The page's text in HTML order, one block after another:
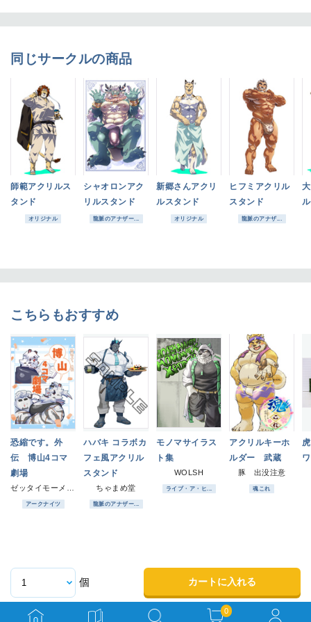
同じサークルの商品
師範アクリルス
タンド
オリジナル
シャオロンアク
リルスタンド
龍脈のアナザー...
新郷さんアクリ
ルスタンド
オリジナル
ヒフミアクリル
スタンド
龍脈のアナザ...
こちらもおすすめ
恐縮です。外
伝 博山4コマ
劇場
アークナイツ
ハバキ コラボカ
フェ風アクリル
スタンド
ちゃまめ堂
龍脈のアナザー...
モノマサイラス
ト集
WOLSH
ライブ・ア・ヒ...
アクリルキーホ
ルダー 武蔵
豚 出没注意
魂これ
個 カートに入れる
0